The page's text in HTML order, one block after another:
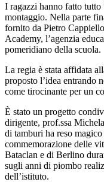
I ragazzi hanno fatto tutto
montaggio. Nella parte
fornito da Pietro
Academy, l’agenzia
pomeridiano della scuola.
La regia è stata affidata
proposto l’idea entrando
come tirocinante per un
È stato un progetto
dirigente, prof.ssa
di tamburi ha reso
commemorazione delle
Bataclan e di Berlino
sugli anni di piombo
dell’istituto.